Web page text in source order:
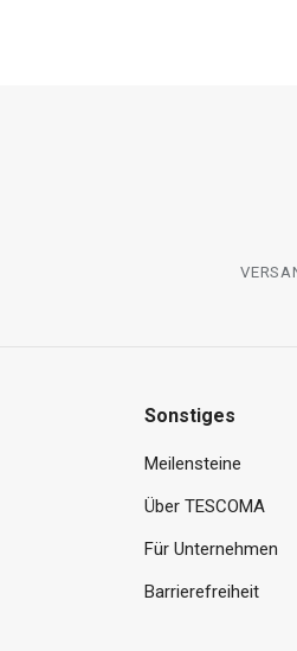
Sonstiges
Meilensteine
Über TESCOMA
Für Unternehmen
Barrierefreiheit